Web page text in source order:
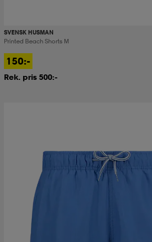
SVENSK HUSMAN
Printed Beach Shorts M
150:-
Rek. pris 500:-